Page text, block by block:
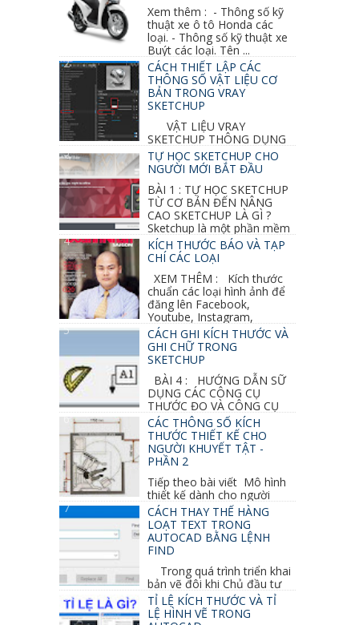
Xem thêm : - Thông số kỹ
thuật xe ô tô Honda các
loại. - Thông số kỹ thuật xe
Buýt các loại. Tên ...
CÁCH THIẾT LẬP CÁC
THÔNG SỐ VẬT LIỆU CƠ
BẢN TRONG VRAY
SKETCHUP
VẬT LIỆU VRAY
SKETCHUP THÔNG DỤNG
NHẤT 1. VẬT LIỆU VRAY INOX BÓNG: ●
Diffuse : đen ● Reflection color ...
TỰ HỌC SKETCHUP CHO
NGƯỜI MỚI BẮT ĐẦU
BÀI 1 : TỰ HỌC SKETCHUP
TỪ CƠ BẢN ĐẾN NÂNG
CAO SKETCHUP LÀ GÌ ?
Sketchup là một phần mềm
vẽ 3d của Google, nó khá dễ sữ...
KÍCH THƯỚC BÁO VÀ TẠP
CHÍ CÁC LOẠI
XEM THÊM : Kích thước
chuẩn các loại hình ảnh để
đăng lên Facebook,
Youtube, Instagram,
Linkedin, Pinterest...CÁCH GHI KÍCH THƯỚC VÀ
GHI CHỮ TRONG
SKETCHUP
BÀI 4 : HƯỚNG DẪN SỮ
DỤNG CÁC CÔNG CỤ
THƯỚC ĐO VÀ CÔNG CỤ
GHI CHỮ 2D, 3D TRONG SKETCHUP Ở bài
học trước ta đã...
CÁC THÔNG SỐ KÍCH
THƯỚC THIẾT KẾ CHO
NGƯỜI KHUYẾT TẬT -
PHẦN 2
Tiếp theo bài viết Mô hình
thiết kế dành cho người
khuyết tật ở phần 1 chúng ta cùng tìm hiểu
thêm các vấn đề và...
CÁCH THAY THẾ HÀNG
LOẠT TEXT TRONG
AUTOCAD BẰNG LỆNH
FIND
Trong quá trình triển khai
bản vẽ đôi khi Chủ đầu tư
thay đổi thiết kế hoặc do bản vẽ mình ghi chú
sai mục nào đó...
TỈ LỆ KÍCH THƯỚC VÀ TỈ
LỆ HÌNH VẼ TRONG